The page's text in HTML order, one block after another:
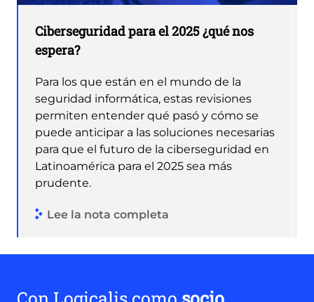
Ciberseguridad para el 2025 ¿qué nos
espera?
Para los que están en el mundo de la
seguridad informática, estas revisiones
permiten entender qué pasó y cómo se
puede anticipar a las soluciones necesarias
para que el futuro de la ciberseguridad en
Latinoamérica para el 2025 sea más
prudente.
Lee la nota completa